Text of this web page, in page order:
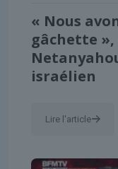
« Nous
gâchette
israélien
Lire l'article